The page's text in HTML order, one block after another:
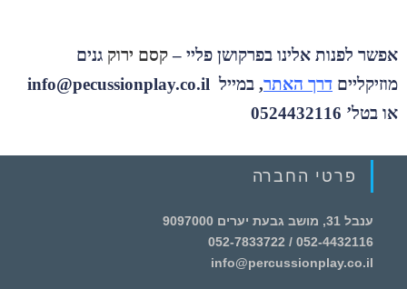
אפשר לפנות אלינו בפרקושן פליי –קסם ירוק גנים
מוזיקליים דרך האתר
, במייל info@pecussionplay.co.il
או בטל’ 0524432116
פרטי החברה
ענבל 31, מושב גבעת יערים 9097000
052-4432116 / 052-7833722
info@percussionplay.co.il